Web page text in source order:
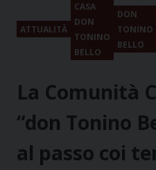
ATTUALITÀ
CASA
DON
TONINO
BELLO
DON
TONINO
BELLO
La Comunità
“don Tonino
al passo coi